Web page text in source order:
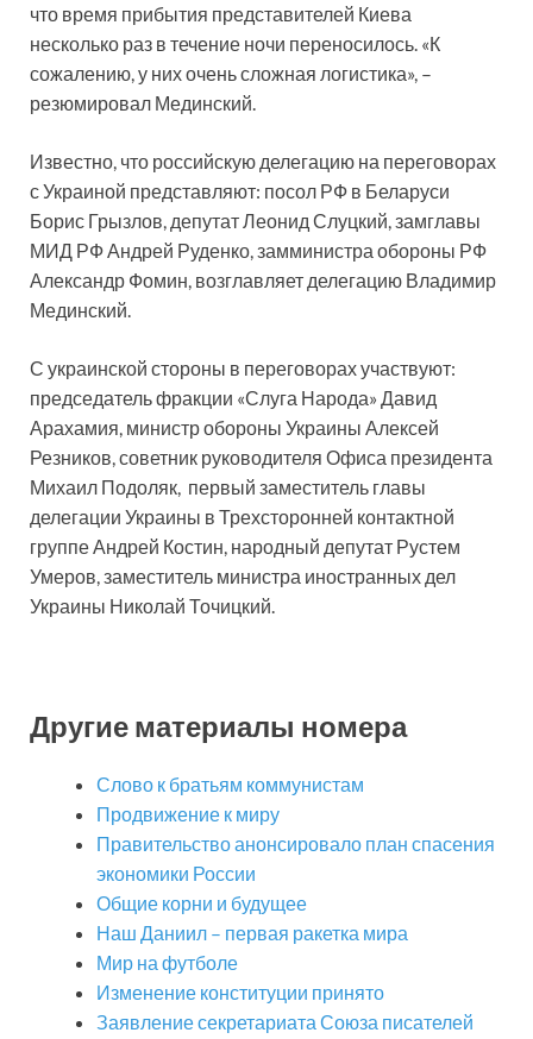
что время прибытия представителей Киева
несколько раз в течение ночи переносилось. «К
сожалению, у них очень сложная логистика», –
резюмировал Мединский.
Известно, что российскую делегацию на переговорах
с Украиной представляют: посол РФ в Беларуси
Борис Грызлов, депутат Леонид Слуцкий, замглавы
МИД РФ Андрей Руденко, замминистра обороны РФ
Александр Фомин, возглавляет делегацию Владимир
Мединский.
С украинской стороны в переговорах участвуют:
председатель фракции «Слуга Народа» Давид
Арахамия, министр обороны Украины Алексей
Резников, советник руководителя Офиса президента
Михаил Подоляк, первый заместитель главы
делегации Украины в Трехсторонней контактной
группе Андрей Костин, народный депутат Рустем
Умеров, заместитель министра иностранных дел
Украины Николай Точицкий.
Другие материалы номера
Слово к братьям коммунистам
Продвижение к миру
Правительство анонсировало план спасения
экономики России
Общие корни и будущее
Наш Даниил – первая ракетка мира
Мир на футболе
Изменение конституции принято
Заявление секретариата Союза писателей